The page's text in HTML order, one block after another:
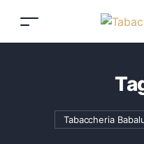
Tabaccheria